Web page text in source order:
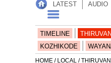
LATEST AUDIO
TIMELINE
KOZHIKODE
HOME / LOCAL /